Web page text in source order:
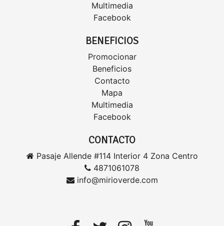
Multimedia
Facebook
BENEFICIOS
Promocionar
Beneficios
Contacto
Mapa
Multimedia
Facebook
CONTACTO
Pasaje Allende #114 Interior 4 Zona Centro
4871061078
info@mirioverde.com